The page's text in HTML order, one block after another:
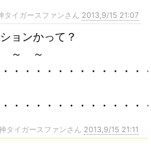
イガースファンさん 2013,9/15 21:07
ョンかって？
～ ～
・・・・・・・・・・・・
・・・・・・・・・・・・
タイガースファンさん 2013,9/15 21:11